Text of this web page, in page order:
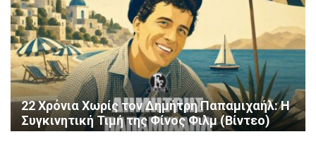
22 Χρόνια Χωρίς τον Δημήτρη Παπαμιχαήλ: Η
Συγκινητική Τιμή της Φίνος Φιλμ (Βίντεο)